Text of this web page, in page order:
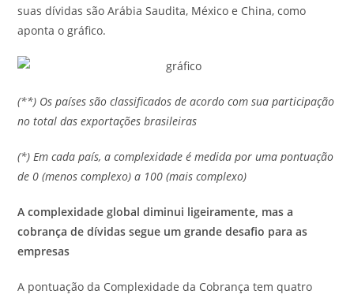
suas dívidas são Arábia Saudita, México e China, como
aponta o gráfico.
(**) Os países são classificados de acordo com sua participação
no total das exportações brasileiras
(*) Em cada país, a complexidade é medida por uma pontuação
de 0 (menos complexo) a 100 (mais complexo)
A complexidade global diminui ligeiramente, mas a
cobrança de dívidas segue um grande desafio para as
empresas
A pontuação da Complexidade da Cobrança tem quatro